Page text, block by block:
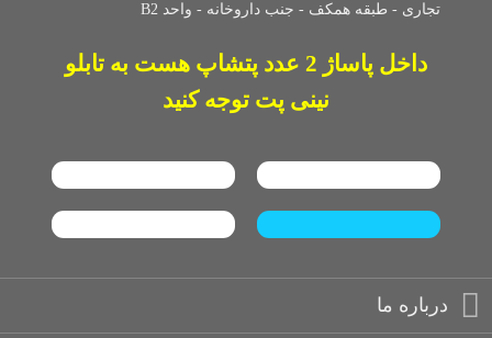
تجاری - طبقه همکف - جنب داروخانه - واحد B2
داخل پاساژ 2 عدد پتشاپ هست به تابلو
نینی پت توجه کنید
درباره ما